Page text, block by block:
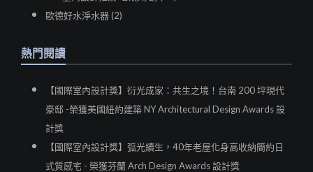
歐德好水淨水器 (2)
熱門閱讀
【國際室內設計獎】衍光成家：共生之境！台南 200 坪現代
豪邸 -榮獲美國紐約建築 NY Architectural Design Awards 設
計獎
【國際室內設計獎】弧光續生，40年老屋化身高收納簡約日
式質感宅 - 榮獲芬蘭 Arch Design Awards 設計獎